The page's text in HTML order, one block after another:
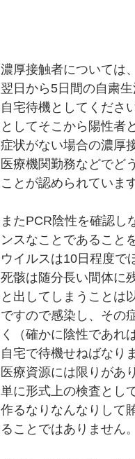
濃厚接触者については
翌日から5日間の自粛
自宅待機としてくださ
としてそこから陽性者
症状がない場合の濃厚
医療機関勤務などでど
ことが認められています
またPCR陰性を確認し
ンスなことであること
ウイルスは10日程度で
死骸は随分長い間体に
と出してしまうことは
ですので感染し、その
く（確かに陰性であれ
自宅で待機せねばなり
医療資源には限りがあ
単に形式上の検査とし
作るなりなんなりして
ることではありません。